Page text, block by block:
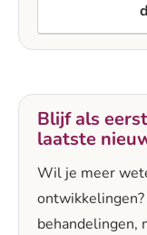
Blijf als
laatste
Wil je meer
behandelingen,